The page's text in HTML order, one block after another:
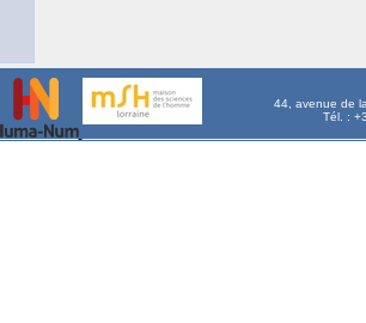
44, avenue de
Tél. :